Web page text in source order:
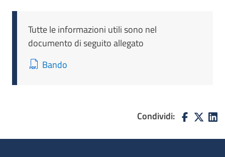
Tutte le informazioni utili sono nel
documento di seguito allegato
Bando
Condividi: